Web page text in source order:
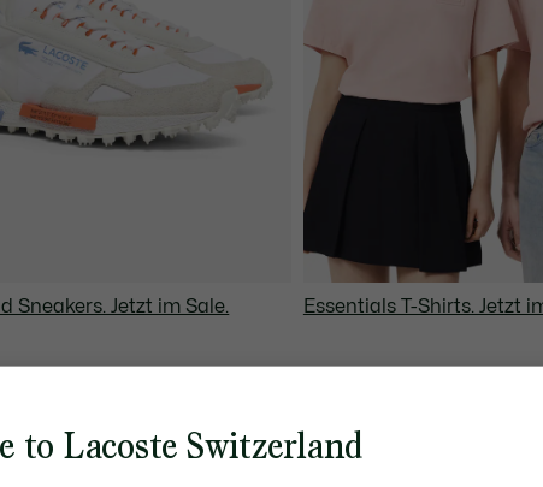
Sneakers. Jetzt im Sale. Essentials T-Shirts. Jetzt
to Lacoste Switzerland